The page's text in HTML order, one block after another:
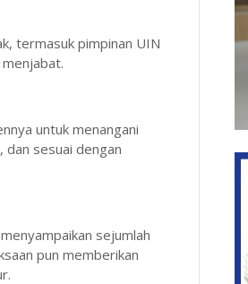
termasuk pimpinan UIN
untuk menangani
sesuai dengan
sejumlah
pun memberikan